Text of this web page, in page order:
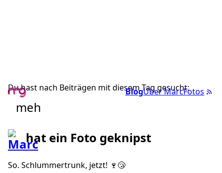
BlogÜber MarcFotos
Du hast nach Beiträgen mit diesem Tag gesucht:
meh
hat ein Foto geknipst
So. Schlummertrunk, jetzt! 🍷😴